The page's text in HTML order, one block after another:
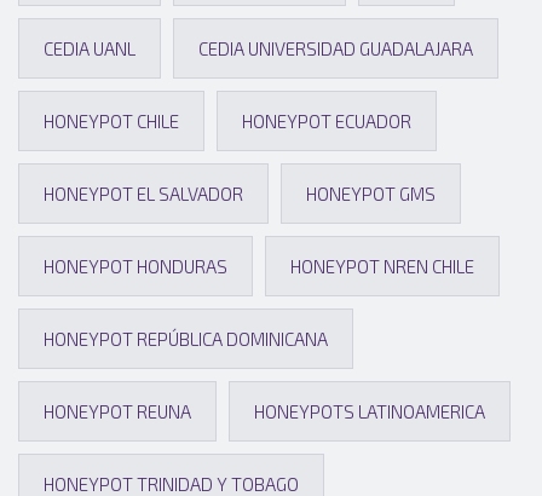
CEDIA UANL CEDIA UNIVERSIDAD GUADALAJARA
HONEYPOT CHILE HONEYPOT ECUADOR
HONEYPOT EL SALVADOR HONEYPOT GMS
HONEYPOT HONDURAS HONEYPOT NREN CHILE
HONEYPOT REPÚBLICA DOMINICANA
HONEYPOT REUNA HONEYPOTS LATINOAMERICA
HONEYPOT TRINIDAD Y TOBAGO